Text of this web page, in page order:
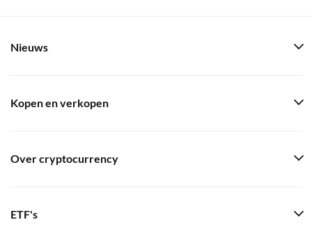
Nieuws
Kopen en verkopen
Over cryptocurrency
ETF's